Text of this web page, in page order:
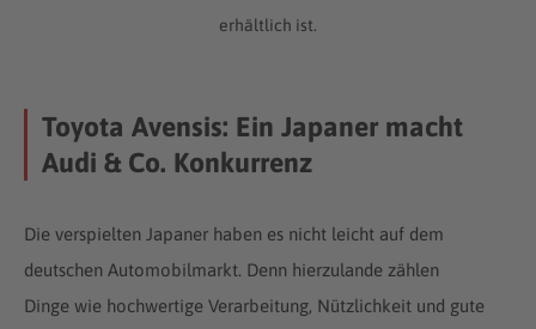
erhältlich ist.
Toyota Avensis: Ein Japaner macht
Audi & Co. Konkurrenz
Die verspielten Japaner haben es nicht leicht auf dem
deutschen Automobilmarkt. Denn hierzulande zählen
Dinge wie hochwertige Verarbeitung, Nützlichkeit und gute